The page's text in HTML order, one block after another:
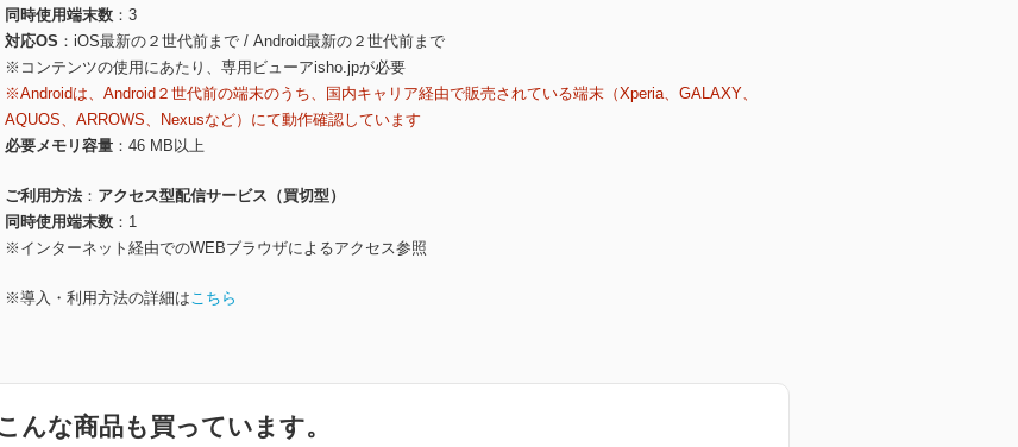
同時使用端末数
3
対応OS
iOS最新の２世代前まで / Android最新の２世代前まで
※コンテンツの使用にあたり、専用ビューアisho.jpが必要
※Androidは、Android２世代前の端末のうち、国内キャリア経由で販売されている端末（Xperia、GALAXY、
AQUOS、ARROWS、Nexusなど）にて動作確認しています
必要メモリ容量
46 MB以上
ご利用方法
アクセス型配信サービス（買切型）
同時使用端末数
1
※インターネット経由でのWEBブラウザによるアクセス参照
※導入・利用方法の詳細はこちら
んな商品も買っています。